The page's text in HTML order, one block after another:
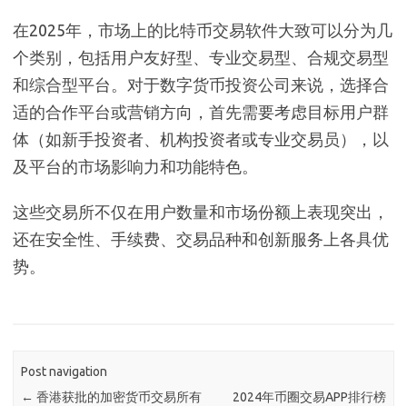
在2025年，市场上的比特币交易软件大致可以分为几
个类别，包括用户友好型、专业交易型、合规交易型
和综合型平台。对于数字货币投资公司来说，选择合
适的合作平台或营销方向，首先需要考虑目标用户群
体（如新手投资者、机构投资者或专业交易员），以
及平台的市场影响力和功能特色。
这些交易所不仅在用户数量和市场份额上表现突出，
还在安全性、手续费、交易品种和创新服务上各具优
势。
Post navigation
← 香港获批的加密货币交易所有
2024年币圈交易APP排行榜